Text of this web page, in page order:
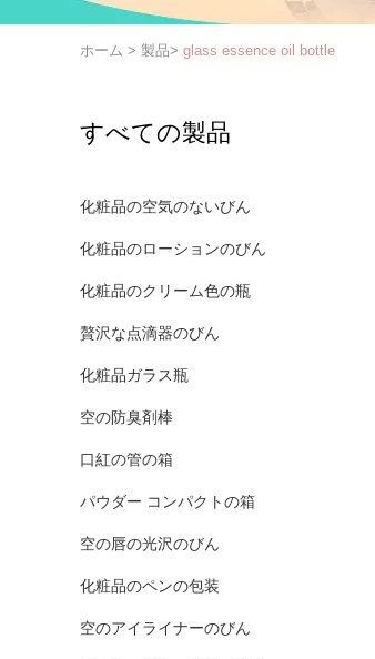
ホーム > 製品> glass essence oil bottle
すべての製品
化粧品の空気のないびん
化粧品のローションのびん
化粧品のクリーム色の瓶
贅沢な点滴器のびん
化粧品ガラス瓶
空の防臭剤棒
口紅の管の箱
パウダー コンパクトの箱
空の唇の光沢のびん
化粧品のペンの包装
空のアイライナーのびん